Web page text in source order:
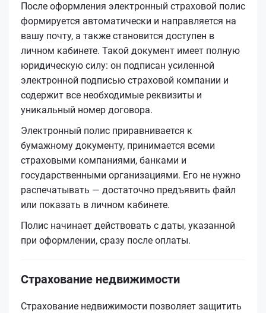
После оформления электронный страховой полис
формируется автоматически и направляется на
вашу почту, а также становится доступен в
личном кабинете. Такой документ имеет полную
юридическую силу: он подписан усиленной
электронной подписью страховой компании и
содержит все необходимые реквизиты и
уникальный номер договора.
Электронный полис приравнивается к
бумажному документу, принимается всеми
страховыми компаниями, банками и
государственными организациями. Его не нужно
распечатывать — достаточно предъявить файл
или показать в личном кабинете.
Полис начинает действовать с даты, указанной
при оформлении, сразу после оплаты.
Страхование недвижимости
Страхование недвижимости позволяет защитить